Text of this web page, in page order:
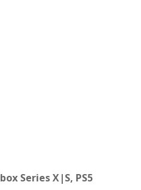
Series X|S, PS5